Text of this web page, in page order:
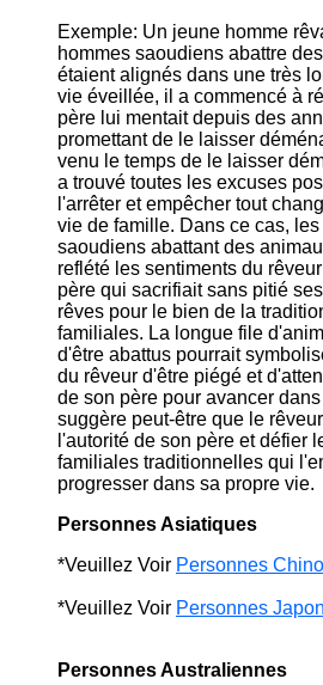
Exemple: Un jeune homme
hommes saoudiens abattre
étaient alignés dans une très
vie éveillée, il a commencé à
père lui mentait depuis des
promettant de le laisser
venu le temps de le laisser
a trouvé toutes les excuses
l'arrêter et empêcher tout
vie de famille. Dans ce cas,
saoudiens abattant des
reflété les sentiments du
père qui sacrifiait sans pitié
rêves pour le bien de la
familiales. La longue file
d'être abattus pourrait
du rêveur d'être piégé et
de son père pour avancer
suggère peut-être que le
l'autorité de son père et défier
familiales traditionnelles qui
progresser dans sa propre vie.
Personnes Asiatiques
*Veuillez Voir Personnes
*Veuillez Voir Personnes
Personnes Australiennes